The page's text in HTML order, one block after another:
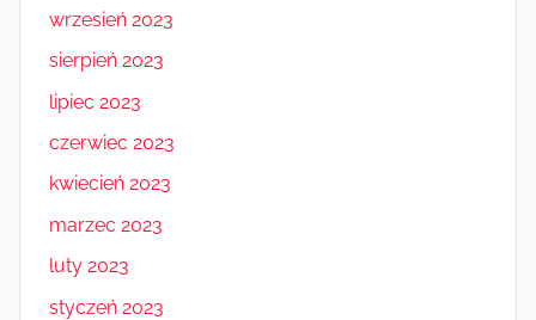
wrzesień 2023
sierpień 2023
lipiec 2023
czerwiec 2023
kwiecień 2023
marzec 2023
luty 2023
styczeń 2023